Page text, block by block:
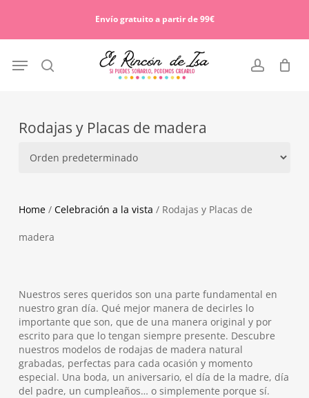
Envío gratuito a partir de 99€
search account
Menu
Cart
Rodajas y Placas de madera
Home/ Celebración a la vista / Rodajas y Placas de
madera
Nuestros seres queridos son una parte fundamental en
nuestro gran día. Qué mejor manera de decirles lo
importante que son, que de una manera original y por
escrito para que lo tengan siempre presente. Descubre
nuestros modelos de rodajas de madera natural
grabadas, perfectas para cada ocasión y momento
especial. Una boda, un aniversario, el día de la madre, día
del padre, un cumpleaños… o simplemente porque sí.